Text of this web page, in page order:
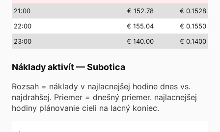
21:00 € 152.78
€ 0.1528
22:00 € 155.04
€ 0.1550
23:00 € 140.00 € 0.1400
Náklady aktivít—Subotica
Rozsah = náklady v najlacnejšej hodine dnes vs.
najdrahšej. Priemer = dnešný priemer. najlacnejšej
hodiny plánovanie cieli na lacný koniec.